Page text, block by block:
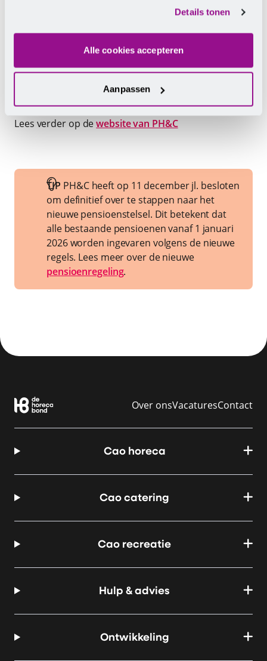
Details tonen
Alle cookies accepteren
Aanpassen
regeling, die we voornemens zijn per 1 januari 2026 in
de nieuwe pensioenregeling. De verhoging zal per
januari worden doorgevoerd. Voor de zomer 2026
volgt de definitieve berekening van het pensioen in
Lees verder op dewebsite van PH&C
TIP PH&C heeft op 11 december jl. besloten
om definitief over te stappen naar het
nieuwe pensioenstelsel. Dit betekent dat
alle bestaande pensioenen vanaf 1 januari
2026 worden ingevaren volgens de nieuwe
regels. Lees meer over de nieuwe
pensioenregeling.
Over onsVacaturesContact
Cao horeca
Cao catering
Cao recreatie
Hulp & advies
Ontwikkeling